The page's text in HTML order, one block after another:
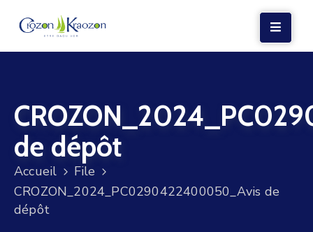
VIE
LOCALE
VIE
SOCIALE
TERRE
de dépôt
Accueil
File
CROZON_2024_PC0290422400050_Avis de
dépôt